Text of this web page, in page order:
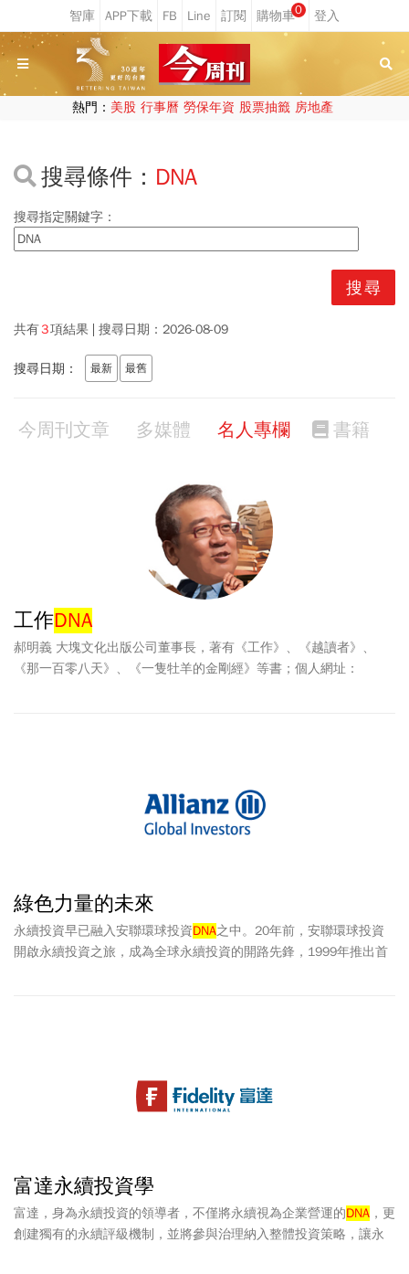
0
熱門： 美股 行事曆 勞保年資 股票抽籤 房地產
搜尋條件： DNA
搜尋指定關鍵字：
共有3項結果 搜尋日期： 2026-08-09
搜尋日期： 最新 最舊
今周刊文章 多媒體 名人專欄 書籍
工作DNA
郝明義 大塊文化出版公司董事長，著有《工作》、《越讀者》、
《那一百零八天》、《一隻牡羊的金剛經》等書；個人網址：
綠色力量的未來
永續投資早已融入安聯環球投資DNA之中。20年前，安聯環球投資
開啟永續投資之旅，成為全球永續投資的開路先鋒，1999年推出首
富達永續投資學
富達，身為永續投資的領導者，不僅將永續視為企業營運的DNA ，更
創建獨有的永續評級機制，並將參與治理納入整體投資策略，讓永